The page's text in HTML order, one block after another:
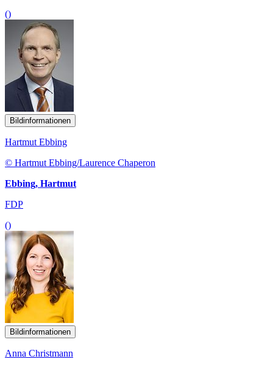
()
Bildinformationen
Hartmut Ebbing
© Hartmut Ebbing/Laurence Chaperon
Ebbing, Hartmut
FDP
()
Bildinformationen
Anna Christmann